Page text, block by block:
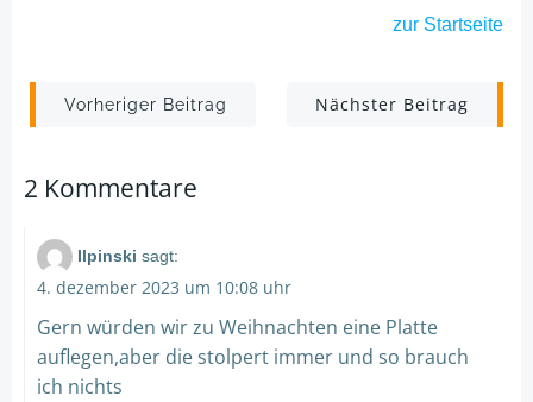
zur Startseite
Post
navigation
Vorheriger Beitrag
Post
Nächster Beitrag
2 Kommentare
Ilpinski sagt:
4. dezember 2023 um 10:08 uhr
Gern würden wir zu Weihnachten eine Platte
auflegen,aber die stolpert immer und so brauch
ich nichts